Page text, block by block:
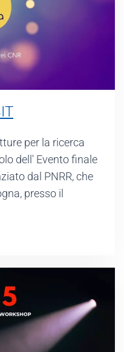
per la ricerca
dell' Evento finale
dal PNRR, che
presso il